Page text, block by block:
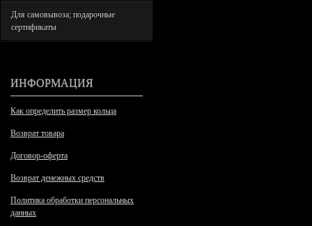
Для самовывоза; подарочные
сертификаты
ИНФОРМАЦИЯ
Как определить размер кольца
Возврат товара
Договор-оферта
Возврат денежных средств
Политика обработки персональных
данных